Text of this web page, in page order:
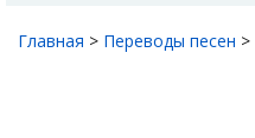
Главная > Переводы песен >